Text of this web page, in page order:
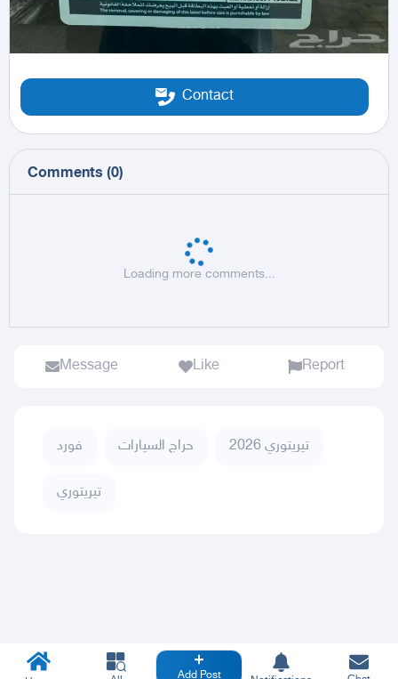
Contact
Comments (0)
Loading more comments...
Message Like Report
فورد حراج السيارات تيريتوري 2026
تيريتوري
Add Post